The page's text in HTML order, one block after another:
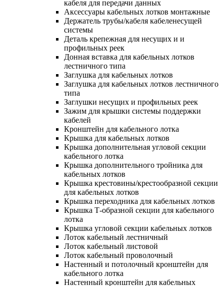
кабеля для передачи данных
Аксессуары кабельных лотков монтажные
Держатель трубы/кабеля кабеленесущей
системы
Деталь крепежная для несущих и и
профильных реек
Донная вставка для кабельных лотков
лестничного типа
Заглушка для кабельных лотков
Заглушка для кабельных лотков лестничного
типа
Заглушки несущих и профильных реек
Зажим для крышки системы поддержки
кабелей
Кронштейн для кабельного лотка
Крышка для кабельных лотков
Крышка дополнительная угловой секции
кабельного лотка
Крышка дополнительного тройника для
кабельных лотков
Крышка крестовины/крестообразной секции
для кабельных лотков
Крышка переходника для кабельных лотков
Крышка Т-образной секции для кабельного
лотка
Крышка угловой секции кабельных лотков
Лоток кабельный лестничный
Лоток кабельный листовой
Лоток кабельный проволочный
Настенный и потолочный кронштейн для
кабельного лотка
Настенный кронштейн для кабельных